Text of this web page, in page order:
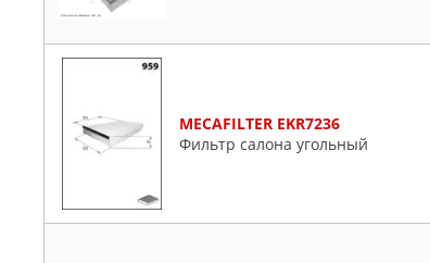
MECAFILTER EKR7236
Фильтр салона угольный